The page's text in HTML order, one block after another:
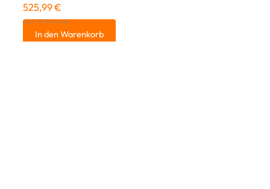
525,99€
inkl. 19 % MwSt.
In den Warenkorb